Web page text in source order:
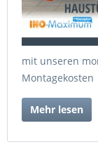
mit unseren
Montagekosten
Mehr lesen